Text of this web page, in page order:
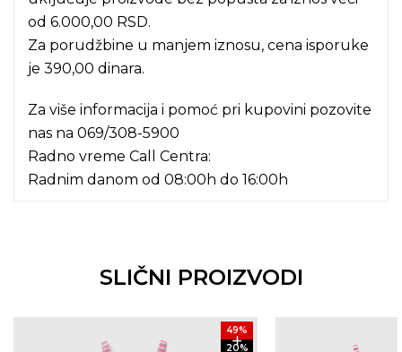
od 6.000,00 RSD.
Za porudžbine u manjem iznosu, cena isporuke
je 390,00 dinara.
Za više informacija i pomoć pri kupovini pozovite
nas na 069/308-5900
Radno vreme Call Centra:
Radnim danom od 08:00h do 16:00h
SLIČNI PROIZVODI
49%
20%